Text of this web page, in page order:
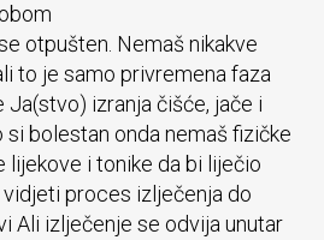
otpušten. Nemaš nikakve
to je samo privremena faza
Ja(stvo) izranja čišće, jače i
si bolestan onda nemaš fizičke
lijekove i tonike da bi liječio
proces izlječenja do
Ali izlječenje se odvija unutar